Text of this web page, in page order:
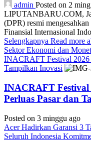
admin Posted on 2
LIPUTANBARU.COM,
(DPR) resmi
Finansial Internasional
Selengkapnya Read more
Sektor Ekonomi dan
INACRAFT Festival 2026
Tampilkan Inovasi
INACRAFT
Perluas Pasar dan
Posted on 3 minggu ago
Acer Hadirkan Garansi 3
Seluruh Indonesia